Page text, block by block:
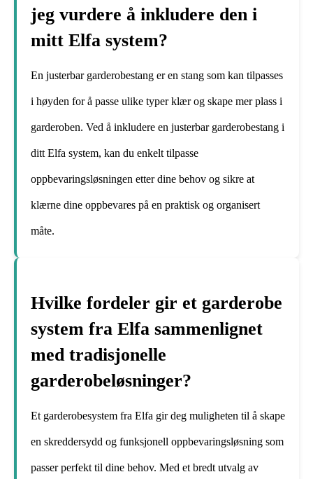
jeg vurdere å inkludere den i
mitt Elfa system?
En justerbar garderobestang er en stang som kan tilpasses
i høyden for å passe ulike typer klær og skape mer plass i
garderoben. Ved å inkludere en justerbar garderobestang i
ditt Elfa system, kan du enkelt tilpasse
oppbevaringsløsningen etter dine behov og sikre at
klærne dine oppbevares på en praktisk og organisert
måte.
Hvilke fordeler gir et garderobe
system fra Elfa sammenlignet
med tradisjonelle
garderobeløsninger?
Et garderobesystem fra Elfa gir deg muligheten til å skape
en skreddersydd og funksjonell oppbevaringsløsning som
passer perfekt til dine behov. Med et bredt utvalg av